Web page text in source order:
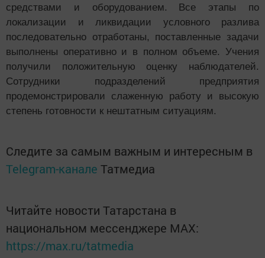
средствами и оборудованием.
Все этапы по
локализации и ликвидации условного разлива
последовательно отработаны, поставленные задачи
выполнены оперативно и в полном объеме. Учения
получили положительную оценку наблюдателей.
Сотрудники подразделений предприятия
продемонстрировали слаженную работу и высокую
степень готовности к нештатным ситуациям.
Следите за самым важным и интересным в
Telegram-канале Татмедиа
Читайте новости Татарстана в
национальном мессенджере MАХ:
https://max.ru/tatmedia